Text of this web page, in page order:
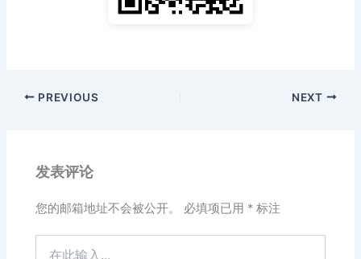
PREVIOUS NEXT
发表评论
您的邮箱地址不会被公开。 必填项已用 * 标注